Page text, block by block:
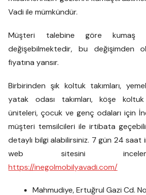
Vadi ile mümkündür.
Müşteri talebine göre
değişebilmektedir, bu değişimden
fiyatına yansır.
Birbirinden şık koltuk takımları,
yatak odası takımları, köşe koltuk
üniteleri, çocuk ve genç odaları için
müşteri temsilcileri ile irtibata
detaylı bilgi alabilirsiniz. 7 gün 24 saat
web sitesini
https://inegolmobilyavadi.com/
Mahmudiye, Ertuğrul Gazi Cd.